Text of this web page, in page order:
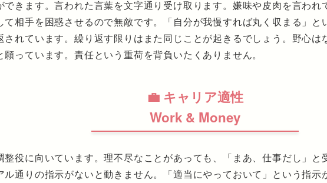
できます。言われた言葉を文字通り受け取ります。嫌味や皮肉を言わ
て相手を困惑させるので無敵です。「自分が我慢すれば丸く収まる」
されています。繰り返す限りはまた同じことが起きるでしょう。野心
っています。責任という重荷を背負いたくありません。
💼 キャリア適性
Work & Money
整役に向いています。理不尽なことがあっても、「まあ、仕事だし」
ル通りの指示がないと動きません。「適当にやっておいて」という指